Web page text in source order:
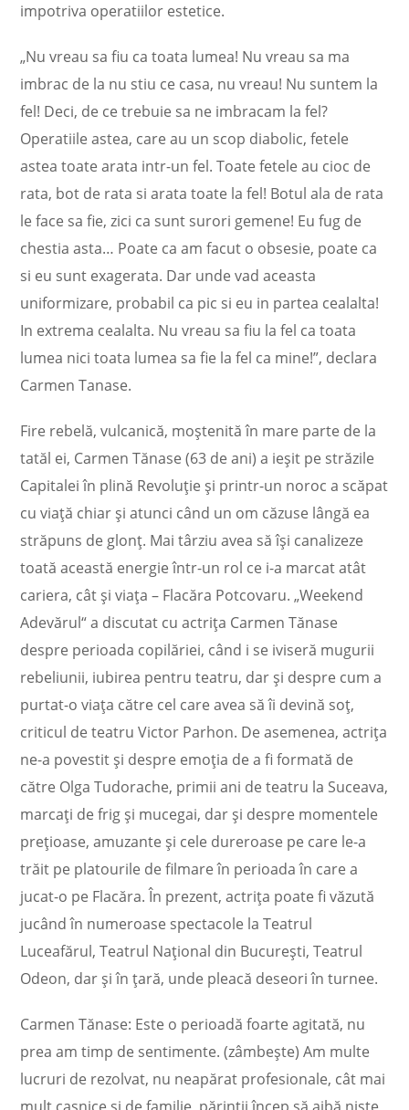
impotriva operatiilor estetice.
„Nu vreau sa fiu ca toata lumea! Nu vreau sa ma
imbrac de la nu stiu ce casa, nu vreau! Nu suntem la
fel! Deci, de ce trebuie sa ne imbracam la fel?
Operatiile astea, care au un scop diabolic, fetele
astea toate arata intr-un fel. Toate fetele au cioc de
rata, bot de rata si arata toate la fel! Botul ala de rata
le face sa fie, zici ca sunt surori gemene! Eu fug de
chestia asta… Poate ca am facut o obsesie, poate ca
si eu sunt exagerata. Dar unde vad aceasta
uniformizare, probabil ca pic si eu in partea cealalta!
In extrema cealalta. Nu vreau sa fiu la fel ca toata
lumea nici toata lumea sa fie la fel ca mine!”, declara
Carmen Tanase.
Fire rebelă, vulcanică, moștenită în mare parte de la
tatăl ei, Carmen Tănase (63 de ani) a ieșit pe străzile
Capitalei în plină Revoluție și printr-un noroc a scăpat
cu viață chiar și atunci când un om căzuse lângă ea
străpuns de glonț. Mai târziu avea să își canalizeze
toată această energie într-un rol ce i-a marcat atât
cariera, cât și viața – Flacăra Potcovaru. „Weekend
Adevărul“ a discutat cu actrița Carmen Tănase
despre perioada copilăriei, când i se iviseră mugurii
rebeliunii, iubirea pentru teatru, dar și despre cum a
purtat-o viața către cel care avea să îi devină soț,
criticul de teatru Victor Parhon. De asemenea, actrița
ne-a povestit și despre emoția de a fi formată de
către Olga Tudorache, primii ani de teatru la Suceava,
marcați de frig și mucegai, dar și despre momentele
prețioase, amuzante și cele dureroase pe care le-a
trăit pe platourile de filmare în perioada în care a
jucat-o pe Flacăra. În prezent, actrița poate fi văzută
jucând în numeroase spectacole la Teatrul
Luceafărul, Teatrul Național din București, Teatrul
Odeon, dar și în țară, unde pleacă deseori în turnee.
Carmen Tănase: Este o perioadă foarte agitată, nu
prea am timp de sentimente. (zâmbește) Am multe
lucruri de rezolvat, nu neapărat profesionale, cât mai